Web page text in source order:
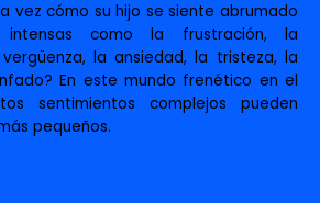
vez cómo su hijo se siente abrumado
intensas como la frustración, la
la ansiedad, la tristeza, la
En este mundo frenético en el
sentimientos complejos pueden
pequeños.